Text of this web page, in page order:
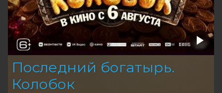
Последний богатырь.
Колобок